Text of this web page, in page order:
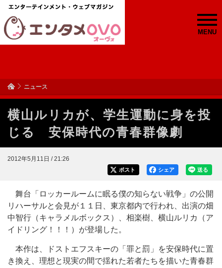
MENU
ニュース
横山ルリカが、学生運動に身を投
じる 安保時代の青春群像劇
2012年5月11日 / 21:26
送る
シェア
ポスト
舞台「ロッカールームに眠る僕の知らない戦争」の公開
リハーサルと会見が１１日、東京都内で行われ、出演の畑
中智行（キャラメルボックス）、相楽樹、横山ルリカ（ア
イドリング！！！）が登場した。
本作は、ドストエフスキーの「罪と罰」を安保時代に置
き換え、理想と現実の間で揺れた若者たちを描いた青春群